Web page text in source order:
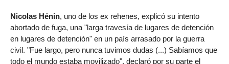
Nicolas Hénin, uno de los ex rehenes, explicó su intento
abortado de fuga, una "larga travesía de lugares de detención
en lugares de detención" en un país arrasado por la guerra
civil. "Fue largo, pero nunca tuvimos dudas (...) Sabíamos que
todo el mundo estaba movilizado", declaró por su parte el